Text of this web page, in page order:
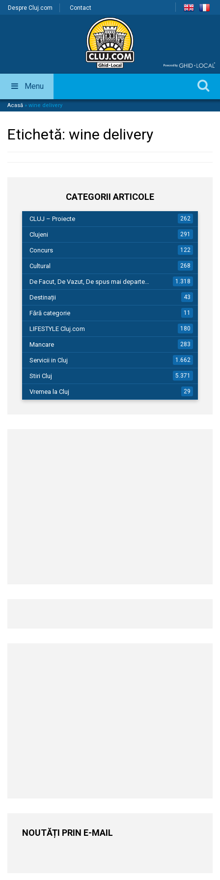
Despre Cluj.com Contact
Menu
Acasă » wine delivery
Etichetă: wine delivery
CATEGORII ARTICOLE
CLUJ – Proiecte 262
Clujeni 291
Concurs 122
Cultural 268
De Facut, De Vazut, De spus mai departe… 1.318
Destinații 43
Fără categorie 11
LIFESTYLE Cluj.com 180
Mancare 283
Servicii in Cluj 1.662
Stiri Cluj 5.371
Vremea la Cluj 29
NOUTĂȚI PRIN E-MAIL